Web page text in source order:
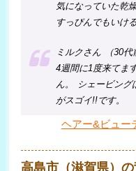
気になっていた乾
すっぴんでもいけ
ミルクさん （30代
4週間に1度来てま
ん。 シェービング
がスゴイ!!です。
ヘアー&ビュー
高島市（滋賀県）